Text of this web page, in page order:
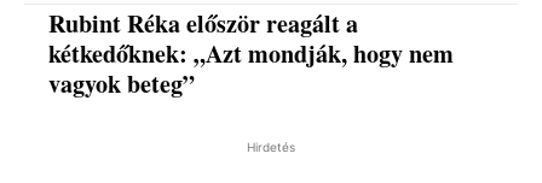
Rubint Réka először reagált a
kétkedőknek: „Azt mondják, hogy nem
vagyok beteg”
Hirdetés